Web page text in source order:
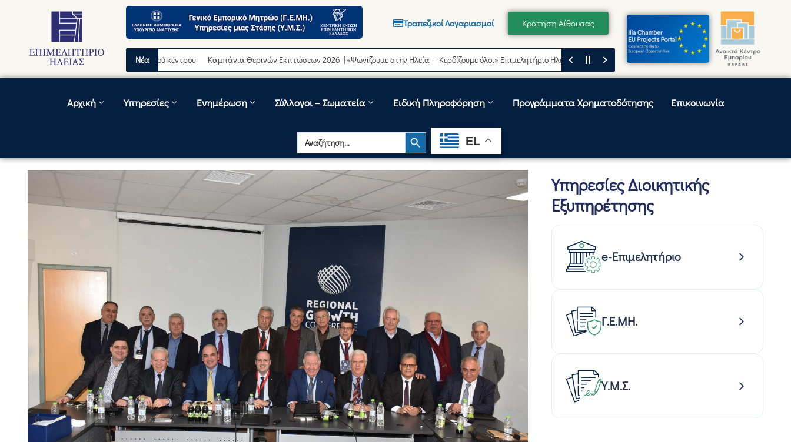
Τραπεζικοί Λογαριασμοί Κράτηση Αίθουσας
Νέα
διακοπή λειτουργίας τηλεφωνικού κέντρου Καμπάνια Θερινών Εκπτώσεων 2026 | «Ψωνίζουμε στην Ηλεία — Κερδίζουμε όλοι» Επιμελητήριο Ηλείας Μήνυμα του Προέδρου του Επιμελητηρίου Ηλείας,
Αρχική Υπηρεσίες Ενημέρωση Σύλλογοι – Σωματεία Ειδική Πληροφόρηση Προγράμματα Χρηματοδότησης Επικοινωνία
Search
for:
Search Button
EL
Υπηρεσίες Διοικητικής
Εξυπηρέτησης
e-Επιμελητήριο
Γ.Ε.ΜΗ.
Υ.Μ.Σ.